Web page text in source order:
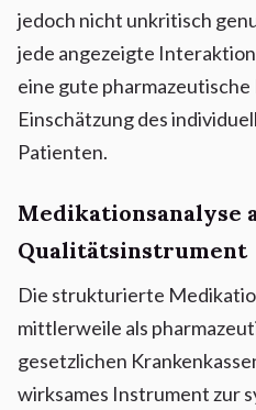
jedoch nicht unkritisch
jede angezeigte
eine gute
Einschätzung des
Patienten.
Medikationsanalyse
Qualitätsinstrument
Die strukturierte
mittlerweile als
gesetzlichen
wirksames Instrument zur